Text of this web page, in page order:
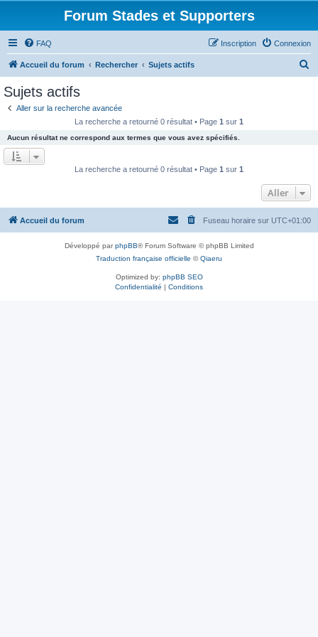
Forum Stades et Supporters
FAQ Connexion
Inscription
Accueil du forum Rechercher Sujets actifs
e
r
Sujets actifs
Aller sur la recherche avancée
La recherche a retourné 0 résultat • Page 1 sur 1
Aucun résultat ne correspond aux termes que vous avez spécifiés.
La recherche a retourné 0 résultat • Page 1 sur 1
Aller
Accueil du forum Fuseau horaire sur UTC+01:00
Développé parphpBB® Forum Software © phpBB Limited
Traduction française officielle ©Qiaeru
Optimized by: phpBB SEO
Confidentialité | Conditions